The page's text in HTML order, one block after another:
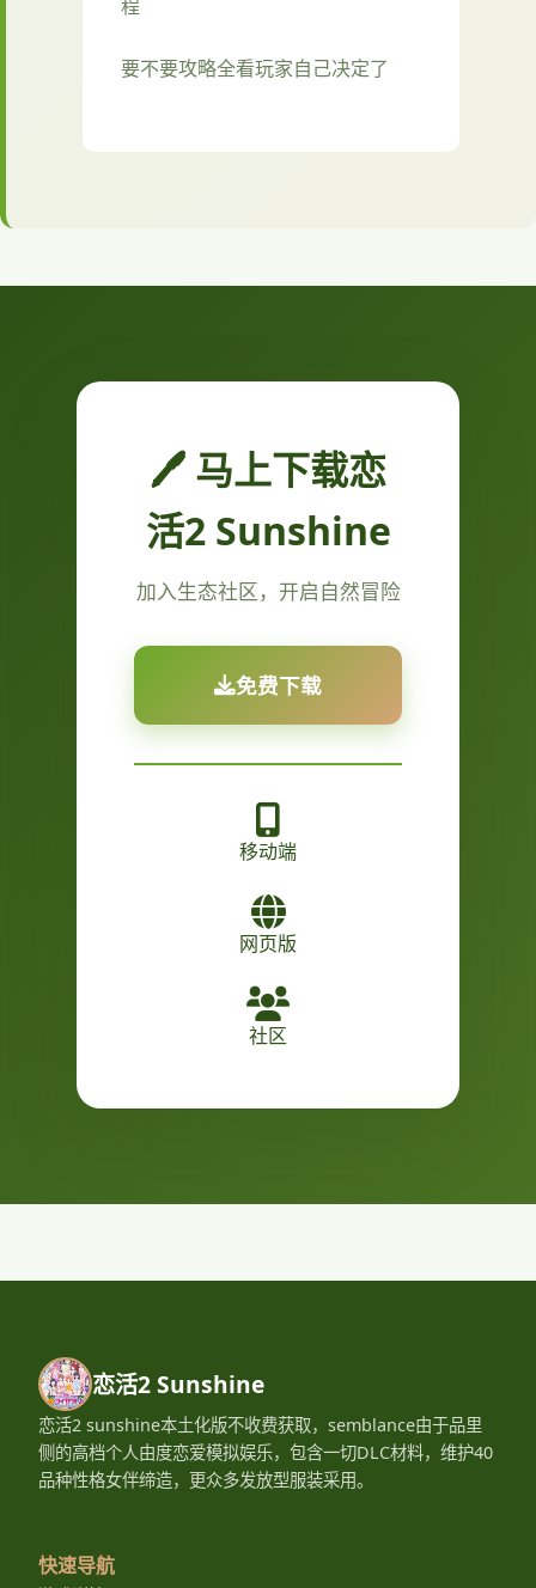
程
要不要攻略全看玩家自己决定了
🖊️ 马上下载恋
活2 Sunshine
加入生态社区，开启自然冒险
免费下载
移动端
网页版
社区
恋活2 Sunshine
恋活2 sunshine本土化版不收费获取，semblance由于品里
侧的高档个人由度恋爱模拟娱乐，包含一切DLC材料，维护40
品种性格女伴缔造，更众多发放型服装采用。
快速导航